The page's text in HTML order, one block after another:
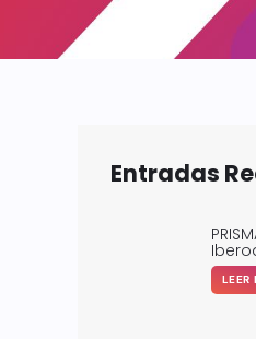
Entradas
LEER